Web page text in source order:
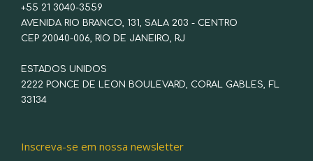
+55 21 3040-3559
AVENIDA RIO BRANCO, 131, SALA 203 - CENTRO
CEP 20040-006, RIO DE JANEIRO, RJ
ESTADOS UNIDOS
2222 PONCE DE LEON BOULEVARD, CORAL GABLES, FL
33134
Inscreva-se em nossa newsletter